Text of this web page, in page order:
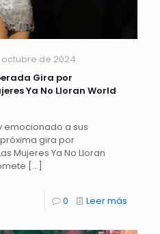
octubre de 2024
Gira por
Ya No Lloran World
emocionado a sus
gira por
Mujeres Ya No Lloran
[…]
0 Leer más